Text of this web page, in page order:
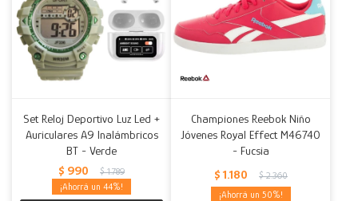
Set Reloj Deportivo Luz Led +
Auriculares A9 Inalámbricos
BT - Verde
$ 990 $ 1.789
44
Championes Reebok Niño
Jóvenes Royal Effect M46740
- Fucsia
$ 1.180 $ 2.360
50